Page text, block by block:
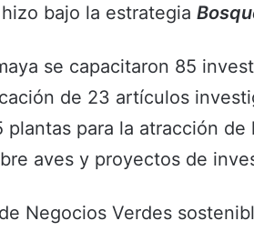
bajo la estrategia
se capacitaron 85
de 23 artículos
plantas para la atracción
aves y proyectos de
Negocios Verdes